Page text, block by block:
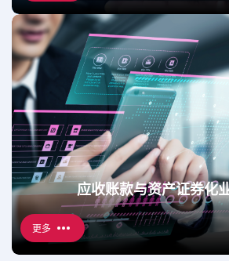
应收账款与资产证券化
更多